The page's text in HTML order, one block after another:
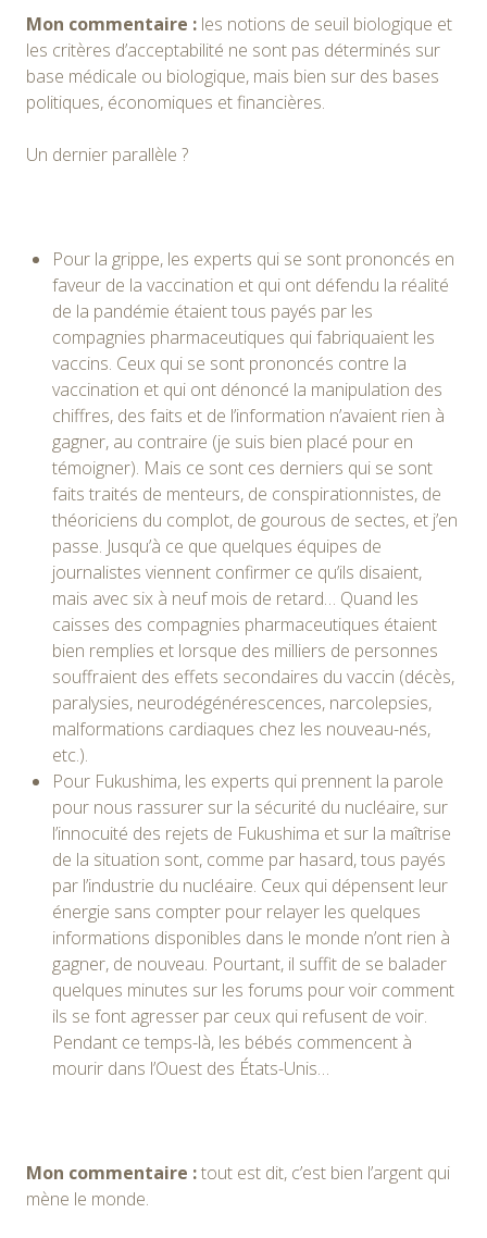
Mon commentaire : les notions de seuil biologique et
les critères d’acceptabilité ne sont pas déterminés sur
base médicale ou biologique, mais bien sur des bases
politiques, économiques et financières.
Un dernier parallèle ?
Pour la grippe, les experts qui se sont prononcés en
faveur de la vaccination et qui ont défendu la réalité
de la pandémie étaient tous payés par les
compagnies pharmaceutiques qui fabriquaient les
vaccins. Ceux qui se sont prononcés contre la
vaccination et qui ont dénoncé la manipulation des
chiffres, des faits et de l’information n’avaient rien à
gagner, au contraire (je suis bien placé pour en
témoigner). Mais ce sont ces derniers qui se sont
faits traités de menteurs, de conspirationnistes, de
théoriciens du complot, de gourous de sectes, et j’en
passe. Jusqu’à ce que quelques équipes de
journalistes viennent confirmer ce qu’ils disaient,
mais avec six à neuf mois de retard… Quand les
caisses des compagnies pharmaceutiques étaient
bien remplies et lorsque des milliers de personnes
souffraient des effets secondaires du vaccin (décès,
paralysies, neurodégénérescences, narcolepsies,
malformations cardiaques chez les nouveau-nés,
etc.).
Pour Fukushima, les experts qui prennent la parole
pour nous rassurer sur la sécurité du nucléaire, sur
l’innocuité des rejets de Fukushima et sur la maîtrise
de la situation sont, comme par hasard, tous payés
par l’industrie du nucléaire. Ceux qui dépensent leur
énergie sans compter pour relayer les quelques
informations disponibles dans le monde n’ont rien à
gagner, de nouveau. Pourtant, il suffit de se balader
quelques minutes sur les forums pour voir comment
ils se font agresser par ceux qui refusent de voir.
Pendant ce temps-là, les bébés commencent à
mourir dans l’Ouest des États-Unis…
Mon commentaire :tout est dit, c’est bien l’argent qui
mène le monde.